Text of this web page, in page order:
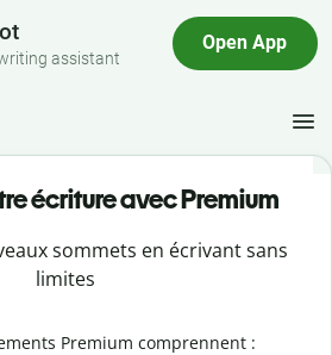
assistant
Open App
écriture avec Premium
sommets en écrivant sans
limites
Premium comprennent :